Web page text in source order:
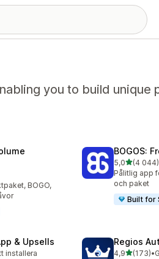
you to build unique
BOGO,
BOGOS:
5,0av 5(4 044)
4044
Pålitlig app
och paket
Built for
& Upsells
installera
Regios
4,9av 5(173)•